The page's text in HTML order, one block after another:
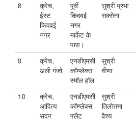
8
क्रेच,
ईस्ट
किदवई
नगर
पूर्वी
किदवई
नगर
मार्केट के
पास।
सुश्री प्रभा
सक्सेना
9
क्रेच,
अली गंजो
एनडीएमसी
कॉम्प्लेक्स
स्मॉल हॉल
सुश्री
वीणा
10
क्रेच,
आदित्य
सदन
एनडीएमसी
कॉम्प्लेक्स
फ्लैट
सुश्री
तिलोत्तमा
वैश्य